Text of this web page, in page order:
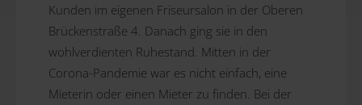
Kunden im eigenen Friseursalon in der Oberen
Brückenstraße 4. Danach ging sie in den
wohlverdienten Ruhestand. Mitten in der
Corona-Pandemie war es nicht einfach, eine
Mieterin oder einen Mieter zu finden. Bei der